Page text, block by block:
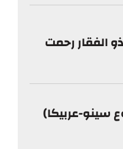
الفقار رحمت
سينو-عربيكا)